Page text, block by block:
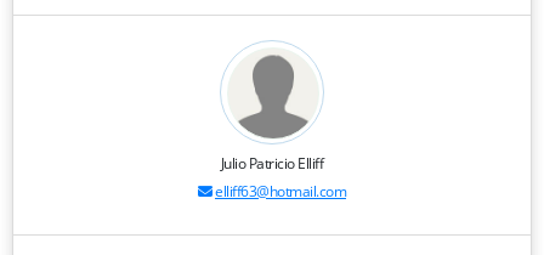
Julio Patricio Elliff
elliff63@hotmail.com